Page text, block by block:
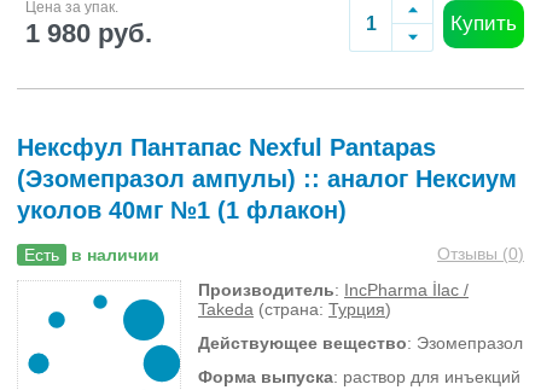
Цена за упак.
1 980 руб. Купить
Нексфул Пантапас Nexful Pantapas
(Эзомепразол ампулы) :: аналог Нексиум
уколов 40мг №1 (1 флакон)
Есть в наличии Отзывы (0)
Производитель: IncPharma İlac /
Takeda (страна: Турция)
Действующее вещество: Эзомепразол
Форма выпуска: раствор для инъекций